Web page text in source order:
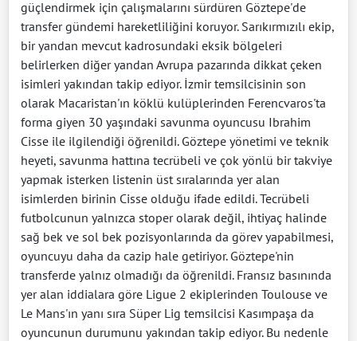
güçlendirmek için çalışmalarını sürdüren Göztepe'de
transfer gündemi hareketliliğini koruyor. Sarıkırmızılı ekip,
bir yandan mevcut kadrosundaki eksik bölgeleri
belirlerken diğer yandan Avrupa pazarında dikkat çeken
isimleri yakından takip ediyor. İzmir temsilcisinin son
olarak Macaristan'ın köklü kulüplerinden Ferencvaros'ta
forma giyen 30 yaşındaki savunma oyuncusu Ibrahim
Cisse ile ilgilendiği öğrenildi. Göztepe yönetimi ve teknik
heyeti, savunma hattına tecrübeli ve çok yönlü bir takviye
yapmak isterken listenin üst sıralarında yer alan
isimlerden birinin Cisse olduğu ifade edildi. Tecrübeli
futbolcunun yalnızca stoper olarak değil, ihtiyaç halinde
sağ bek ve sol bek pozisyonlarında da görev yapabilmesi,
oyuncuyu daha da cazip hale getiriyor. Göztepe'nin
transferde yalnız olmadığı da öğrenildi. Fransız basınında
yer alan iddialara göre Ligue 2 ekiplerinden Toulouse ve
Le Mans'ın yanı sıra Süper Lig temsilcisi Kasımpaşa da
oyuncunun durumunu yakından takip ediyor. Bu nedenle